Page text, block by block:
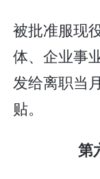
被批准服现
体、企业事
发给离职当
贴。
第